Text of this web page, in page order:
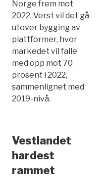
Norge frem mot
2022. Verst vil det gå
utover bygging av
plattformer, hvor
markedet vil falle
med opp mot 70
prosent i 2022,
sammenlignet med
2019-nivå.
Vestlandet
hardest
rammet